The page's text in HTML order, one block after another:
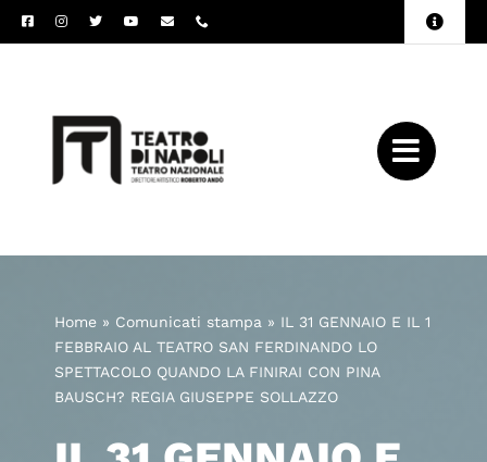
Salta
al
Toggle
Home» Comunicati stampa » IL 31 GENNAIO E IL 1
FEBBRAIO AL TEATRO SAN FERDINANDO LO
SPETTACOLO QUANDO LA FINIRAI CON PINA
BAUSCH? REGIA GIUSEPPE SOLLAZZO